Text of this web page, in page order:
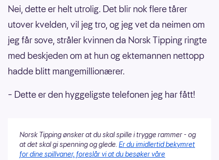
Nei, dette er helt utrolig. Det blir nok flere tårer
utover kvelden, vil jeg tro, og jeg vet da neimen om
jeg får sove, stråler kvinnen da Norsk Tipping ringte
med beskjeden om at hun og ektemannen nettopp
hadde blitt mangemillionærer.
– Dette er den hyggeligste telefonen jeg har fått!
Norsk Tipping ønsker at du skal spille i trygge rammer - og
at det skal gi spenning og glede. Er du imidlertid bekymret
for dine spillvaner, foreslår vi at du besøker våre